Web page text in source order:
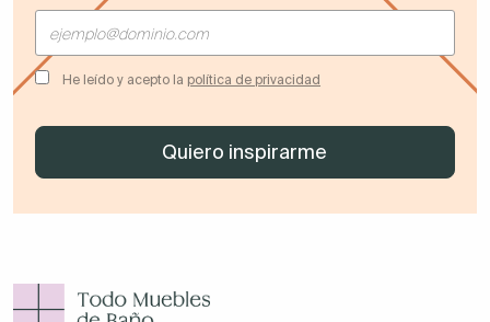
He leído y acepto la política de privacidad